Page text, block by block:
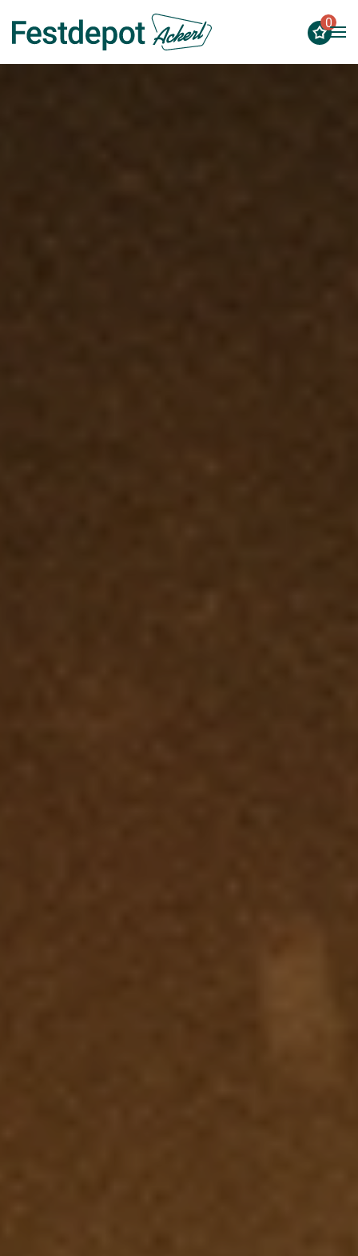
Zum Hauptinhalt springen
0